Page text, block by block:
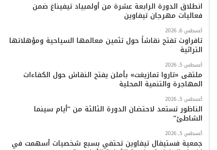
انطلاق الدورة الرابعة عشرة من أولمبياد تيفيناغ ضمن
فعاليات مهرجان تيفاوين
أغسطس 6, 2026
تافراوت تفتح نقاشاً حول تثمين معالمها السياحية ومؤهلاتها
التراثية
أغسطس 5, 2026
ملتقى «تاروا تمازيغت» بأملن يفتح النقاش حول الكفاءات
المهاجرة والتنمية المحلية
أغسطس 5, 2026
الناظور تستعد لاحتضان الدورة الثالثة من “أيام سينما
الشاطئ”
أغسطس 5, 2026
جمعية فستيفال تيفاوين تحتفي بسبع شخصيات أسهمت في